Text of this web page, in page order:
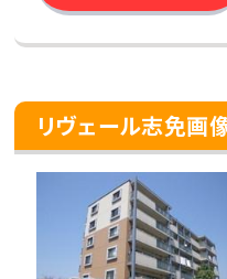
リヴェール志免画